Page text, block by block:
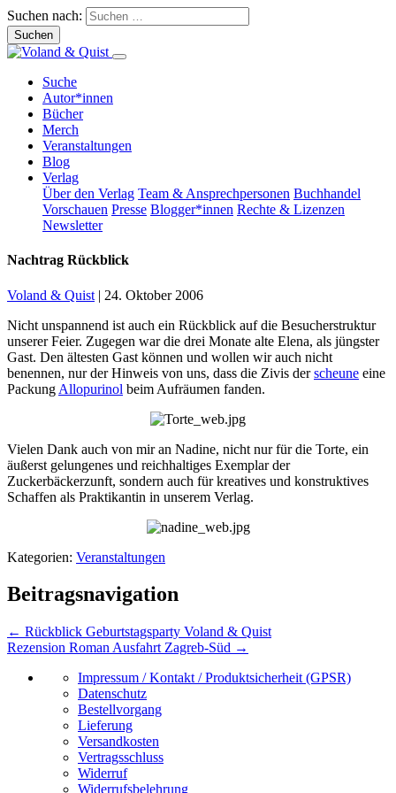
Suchen nach:
Suche
Autor*innen
Bücher
Merch
Veranstaltungen
Blog
Verlag
Über den Verlag Team & Ansprechpersonen Buchhandel
Vorschauen Presse Blogger*innen Rechte & Lizenzen
Newsletter
Nachtrag Rückblick
Voland & Quist | 24. Oktober 2006
Nicht unspannend ist auch ein Rückblick auf die Besucherstruktur
unserer Feier. Zugegen war die drei Monate alte Elena, als jüngster
Gast. Den ältesten Gast können und wollen wir auch nicht
benennen, nur der Hinweis von uns, dass die Zivis derscheune eine
Packung Allopurinol beim Aufräumen fanden.
Vielen Dank auch von mir an Nadine, nicht nur für die Torte, ein
äußerst gelungenes und reichhaltiges Exemplar der
Zuckerbäckerzunft, sondern auch für kreatives und konstruktives
Schaffen als Praktikantin in unserem Verlag.
Kategorien: Veranstaltungen
Beitragsnavigation
← Rückblick Geburtstagsparty Voland & Quist
Rezension Roman Ausfahrt Zagreb-Süd →
Impressum / Kontakt / Produktsicherheit (GPSR)
Datenschutz
Bestellvorgang
Lieferung
Versandkosten
Vertragsschluss
Widerruf
Widerrufsbelehrung